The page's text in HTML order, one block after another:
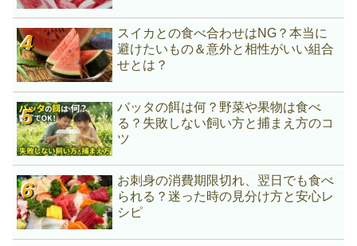
スイカとの食べ合わせはNG？本当に
避けたいもの＆意外と相性がいい組合
せとは？
バッタの餌は何？野菜や果物は食べ
る？失敗しない飼い方と捕まえ方のコ
ツ
お刺身の消費期限切れ、翌日でも食べ
られる？迷った時の見分け方と安心レ
シピ